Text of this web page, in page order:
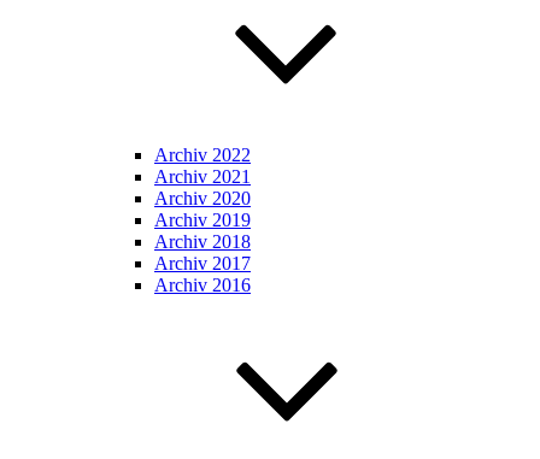
Archiv 2022
Archiv 2021
Archiv 2020
Archiv 2019
Archiv 2018
Archiv 2017
Archiv 2016